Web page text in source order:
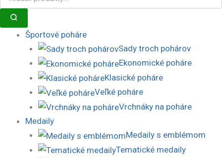
Športové poháre
Sady troch pohárov
Ekonomické poháre
Klasické poháre
Veľké poháre
Vrchnáky na poháre
Medaily
Medaily s emblémom
Tematické medaily